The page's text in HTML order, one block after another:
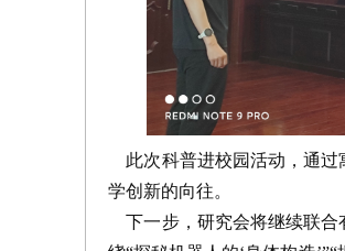
此次科普进校园活动，通过
学创新的向往。
下一步，研究会将继续联合